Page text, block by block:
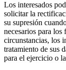
Los interesados
solicitar la
su supresión
necesarios para
circunstancias, los
tratamiento de sus
para el ejercicio o